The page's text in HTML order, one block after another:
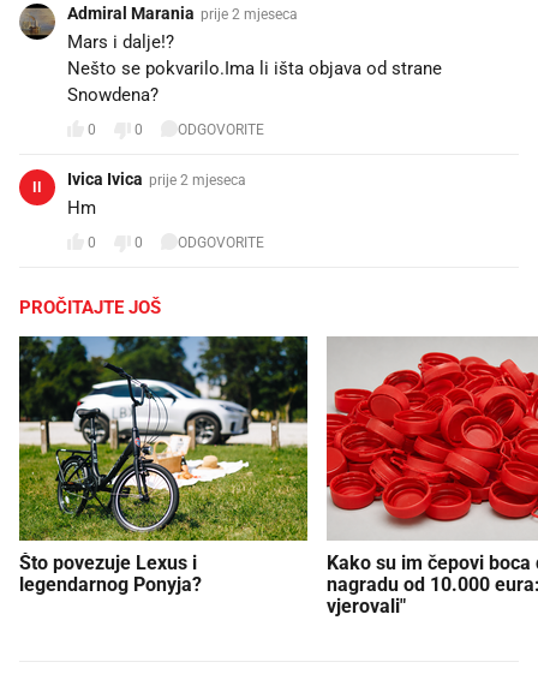
Admiral Marania prije 2 mjeseca
Mars i dalje!?
Nešto se pokvarilo.Ima li išta objava od strane
Snowdena?
0 0 ODGOVORITE
II Ivica Ivica prije 2 mjeseca
Hm
0 0 ODGOVORITE
PROČITAJTE JOŠ
Što povezuje Lexus i
legendarnog Ponyja?
Kako su im čepovi boca
nagradu od 10.000
vjerovali"